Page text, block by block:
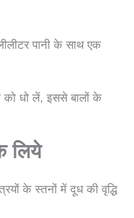
पानी के साथ एक
धो लें, इससे बालों के
लिये
के स्तनों में दूध की वृद्धि